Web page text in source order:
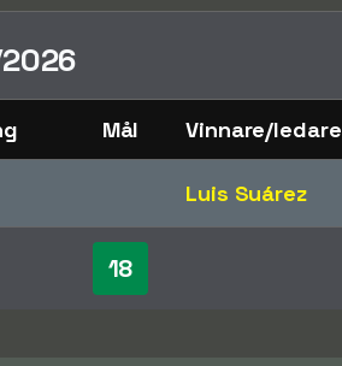
Mål Vinnare/ledare
Luis Suárez
18